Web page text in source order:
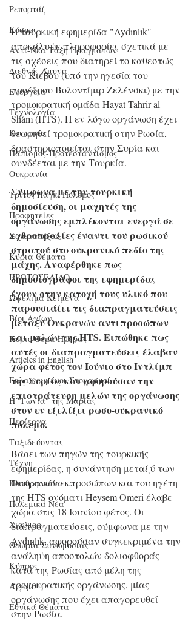
Ρεπορτάζ
Κόσμος
Αντί-Νέα Τάξη Πραγμάτων
Διεθνής Άμυνα
Ενέργεια
Τεχνολογία
Κοινωνία
Παπισμός-Προτεσταντισμός
Ουκρανία
Τρίτος Παγκ. Πόλεμος
Προφητείες
Συνεντεύξεις
Κύρια Θέματα
ΠΡΩΤΟΣΕΛΙΔΟ
Ωφέλιμα Κείμενα
Βίοι Αγίων
Κύριο Θέμα Ημέρας
Articles in English
Εκλαϊκευμένοι Στοχασμοί
Η "Γωνιά" της Μαρίας
Περίεργα
Ταξιδεύοντας
Τέχνη
Πανθρησκεία
Πολεμικά Νέα
Χιούμορ
Θεωρία Συνωμοσίας
Κύπρος
Αιγαίο
Εθνικά Θέματα
Η τουρκική εφημερίδα "Aydınlık"
αποκάλυψε πληροφορίες σχετικά με
τις σχέσεις που διατηρεί το καθεστώς
του Κιέβου (υπό την ηγεσία του
προέδρου Βολοντίμιρ Ζελένσκι) με την
τρομοκρατική ομάδα Hayat Tahrir al-
Sham (HTS). Η εν λόγω οργάνωση έχει
θεωρηθεί τρομοκρατική στην Ρωσία,
δραστηριοποιείται στην Συρία και
συνδέεται με την Τουρκία.
Σύμφωνα με την τουρκική
δημοσίευση, οι μαχητές της
οργάνωσης εμπλέκονται ενεργά σε
εχθροπραξίες έναντι του ρωσικού
στρατού στο ουκρανικό πεδίο της
μάχης. Αναφέρθηκε πως
δημοσιογράφοι της εφημερίδας
έχουν στην κατοχή τους υλικό που
παρουσιάζει τις διαπραγματεύσεις
μεταξύ Ουκρανών αντιπροσώπων
και μελών της HTS. Ειπώθηκε πως
αυτές οι διαπραγματεύσεις έλαβαν
χώρα φέτος τον Ιούνιο στο Ιντλίμπ
της Συρίας και αφορούσαν την
επιστράτευση μελών της οργάνωσης
στον εν εξελίξει ρωσο-ουκρανικό
πόλεμο.
Βάσει των πηγών της τουρκικής
εφημερίδας, η συνάντηση μεταξύ των
Ουκρανών εκπροσώπων και του ηγέτη
της HTS ονόματι Heysem Omeri έλαβε
χώρα στις 18 Ιουνίου φέτος. Οι
διαπραγματεύσεις, σύμφωνα με την
Aydınlık, αφορούσαν συγκεκριμένα την
ανάληψη αποστολών δολιοφθοράς
κατά της Ρωσίας από μέλη της
τρομοκρατικής οργάνωσης, μίας
οργάνωσης που έχει απαγορευθεί
στην Ρωσία.